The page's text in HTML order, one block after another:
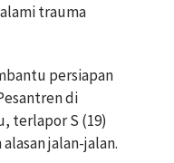
trauma
persiapan
di
terlapor S (19)
jalan-jalan.